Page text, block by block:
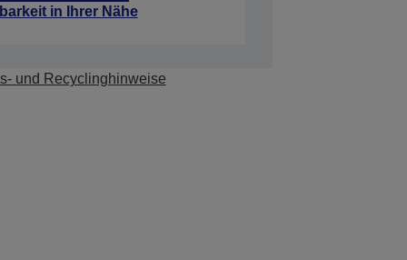
in Ihrer Nähe
und Recyclinghinweise